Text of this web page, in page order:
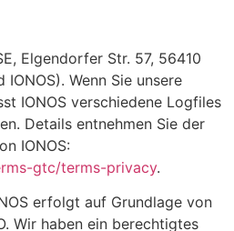
Elgendorfer Str. 57, 56410
Wenn Sie unsere
IONOS verschiedene Logfiles
Details entnehmen Sie der
IONOS:
gtc/terms-privacy.
erfolgt auf Grundlage von
Wir haben ein berechtigtes